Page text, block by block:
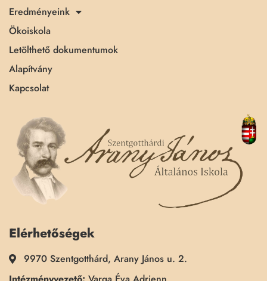
Eredményeink
Ökoiskola
Letölthető dokumentumok
Alapítvány
Kapcsolat
Elérhetőségek
9970 Szentgotthárd, Arany János u. 2.